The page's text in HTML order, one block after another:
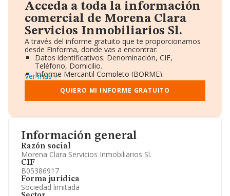
Información general
Razón social
Morena Clara Servicios Inmobiliarios Sl.
CIF
B05386917
Forma jurídica
Sociedad limitada
Acceda a toda la información
comercial de Morena Clara
Servicios Inmobiliarios Sl.
A través del informe gratuito que te proporcionamos
desde Einforma, donde vas a encontrar:
Datos identificativos: Denominación, CIF,
Teléfono, Domicilio.
Informe Mercantil Completo (BORME).
Gráficos de Evolución Ventas y Empleados.
Consejo de Administración y Administradores.
Directivos y Ejecutivos.
Información oficial y registral complementaria.
Ver más
QUIERO MI INFORME GRATUITO